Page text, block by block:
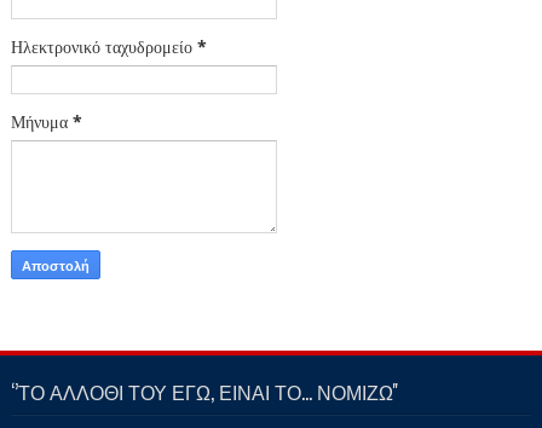
Ηλεκτρονικό ταχυδρομείο *
Μήνυμα *
‘’ΤΟ ΑΛΛΟΘΙ ΤΟΥ ΕΓΩ, ΕΙΝΑΙ ΤΟ… ΝΟΜΙΖΩ''